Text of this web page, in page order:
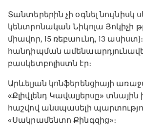
Տանտերերին չի օգնել նույնիսկ
կենտրոնական Նիկոլա Յոկիչի
միավոր, 15 ռեբաունդ, 13
հանդիպման
բասկետբոլիստն էր։
Արևելյան կոնֆերենցիայի
«Քլիվլենդ Կավալյերսը» տնային
հաշվով անսպասելի
«Սակրամենտո Քինգզից»։